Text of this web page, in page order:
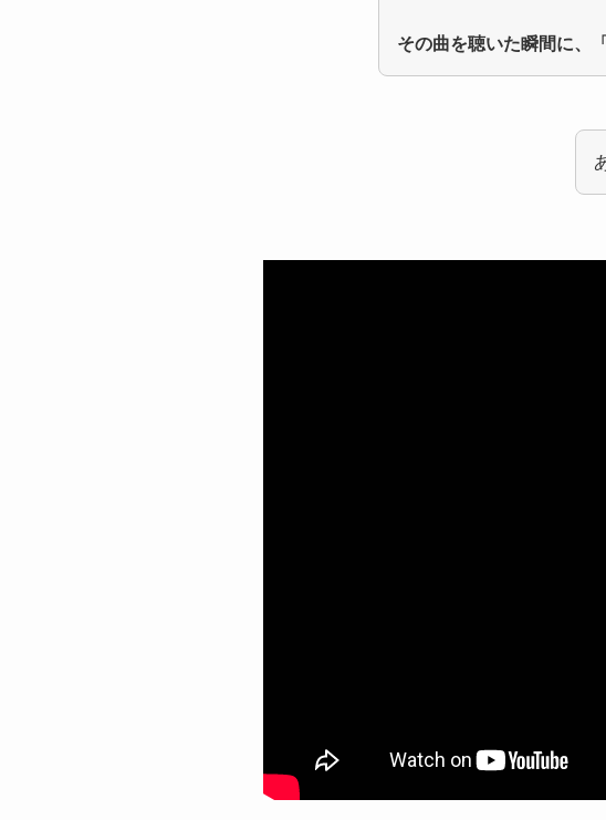
その曲を聴いた瞬間に、